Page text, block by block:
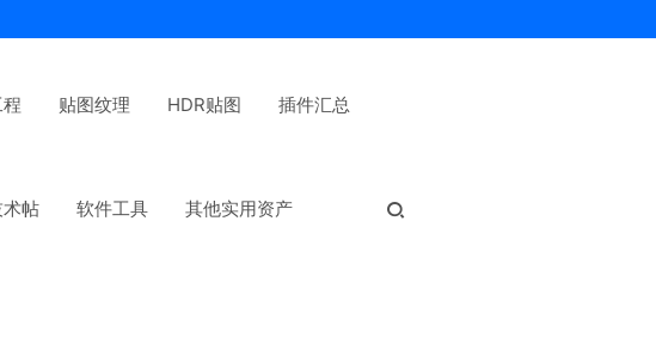
贴图纹理 HDR贴图 插件汇总
帖 软件工具 其他实用资产